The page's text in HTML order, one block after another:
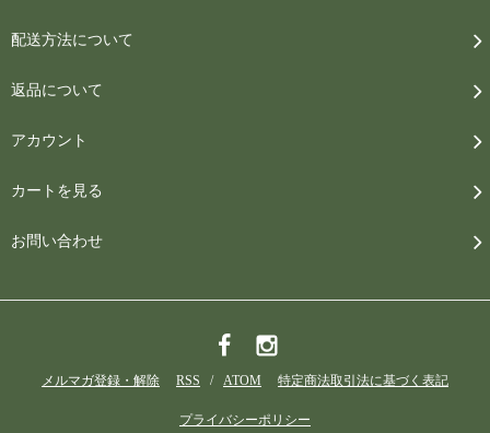
配送方法について
返品について
アカウント
カートを見る
お問い合わせ
メルマガ登録・解除 RSS / ATOM 特定商法取引法に基づく表記
プライバシーポリシー